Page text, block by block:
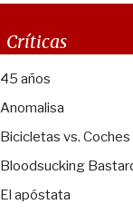
Críticas
45 años
Anomalisa
Bicicletas vs. Coches
Bloodsucking
El apóstata